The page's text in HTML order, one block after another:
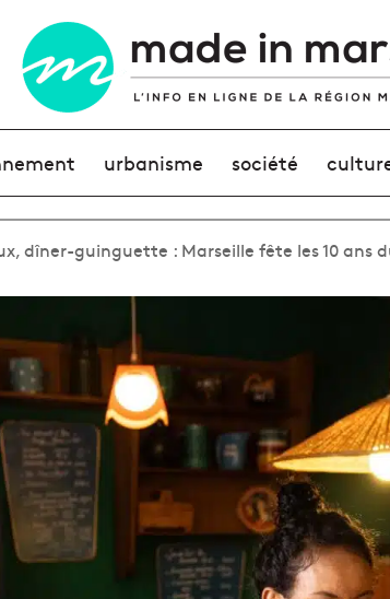
urbanisme société
dîner-guinguette : Marseille fête les 10 ans